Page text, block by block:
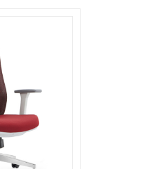
hiện đại
720 x Cao
lưng ghế sợi
khí. Đệm
hợp kim nhôm